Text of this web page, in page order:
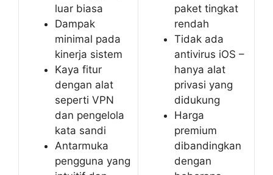
luar biasa
Dampak
minimal pada
kinerja sistem
Kaya fitur
dengan alat
seperti VPN
dan pengelola
kata sandi
Antarmuka
pengguna yang
paket tingkat
rendah
Tidak ada
antivirus iOS –
hanya alat
privasi yang
didukung
Harga
premium
dibandingkan
dengan